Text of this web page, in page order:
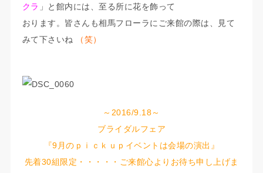
クラ 」と館内には、至る所に花を飾って
おります。皆さんも相馬フローラにご来館の際は、見て
みて下さいね
（笑）
～2016/9.18～
ブライダルフェア
『9月のｐｉｃｋｕｐイベントは会場の演出』
先着30組限定・・・・・ご来館心よりお待ち申し上げま